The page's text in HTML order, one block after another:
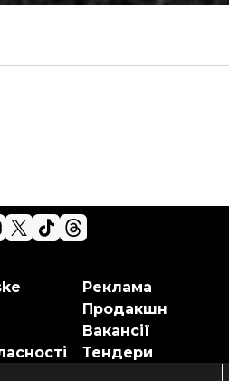
Реклама
Продакшн
Вакансії
Тендери